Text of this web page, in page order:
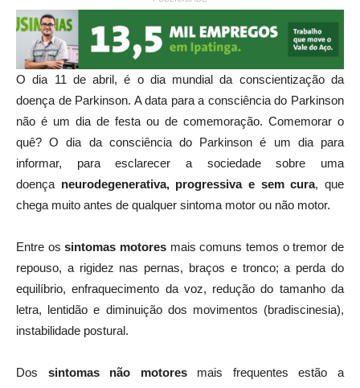
O dia 11 de abril, é o dia mundial da conscientização da
doença de Parkinson. A data para a consciência do Parkinson
não é um dia de festa ou de comemoração. Comemorar o
quê? O dia da consciência do Parkinson é um dia para
informar, para esclarecer a sociedade sobre uma
doençaneurodegenerativa, progressiva e sem cura
, que
chega muito antes de qualquer sintoma motor ou não motor.
repouso, a rigidez nas pernas, braços e tronco; a perda do
equilíbrio, enfraquecimento da voz, redução do tamanho da
letra, lentidão e diminuição dos movimentos (bradiscinesia),
instabilidade postural.
depressão, a disfagia onde a pessoa tem dificuldades para